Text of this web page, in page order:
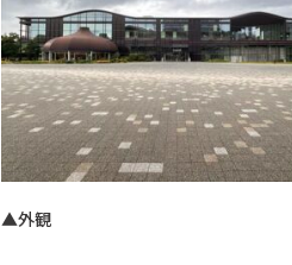
▲外観 ▲外